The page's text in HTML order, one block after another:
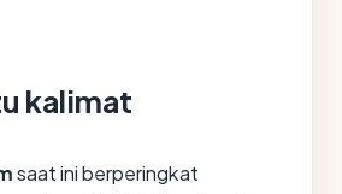
kalimat
saat ini berperingkat